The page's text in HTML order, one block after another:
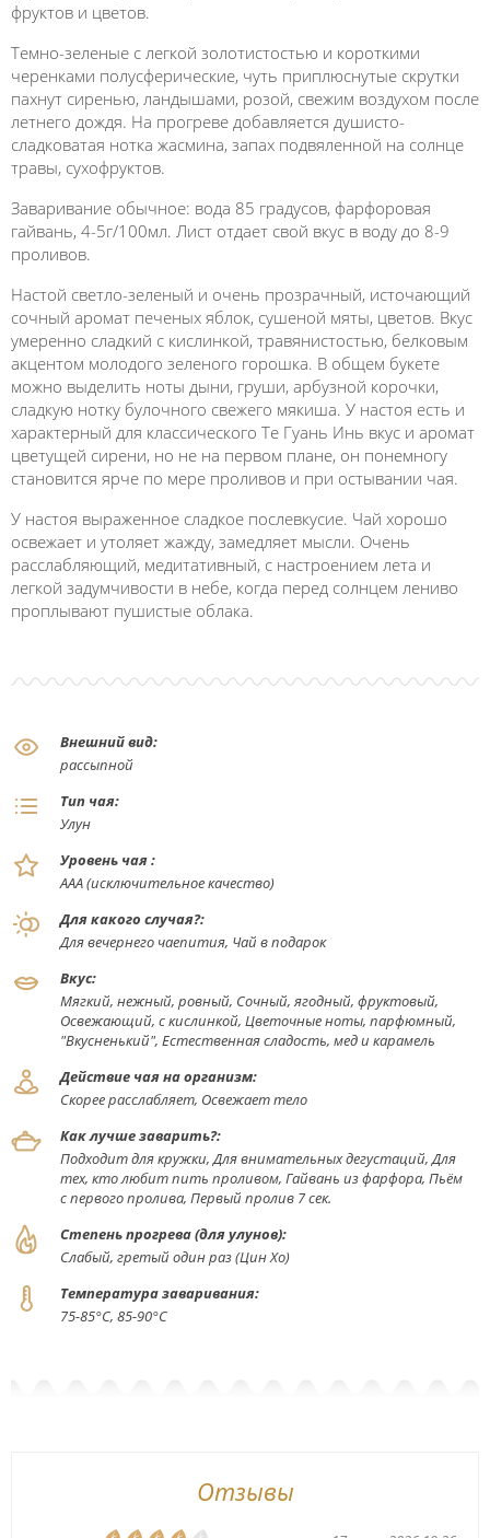
фруктов и цветов.
Темно-зеленые с легкой золотистостью и короткими
черенками полусферические, чуть приплюснутые скрутки
пахнут сиренью, ландышами, розой, свежим воздухом после
летнего дождя. На прогреве добавляется душисто-
сладковатая нотка жасмина, запах подвяленной на солнце
травы, сухофруктов.
Заваривание обычное: вода 85 градусов, фарфоровая
гайвань, 4-5г/100мл. Лист отдает свой вкус в воду до 8-9
проливов.
Настой светло-зеленый и очень прозрачный, источающий
сочный аромат печеных яблок, сушеной мяты, цветов. Вкус
умеренно сладкий с кислинкой, травянистостью, белковым
акцентом молодого зеленого горошка. В общем букете
можно выделить ноты дыни, груши, арбузной корочки,
сладкую нотку булочного свежего мякиша. У настоя есть и
характерный для классического Те Гуань Инь вкус и аромат
цветущей сирени, но не на первом плане, он понемногу
становится ярче по мере проливов и при остывании чая.
У настоя выраженное сладкое послевкусие. Чай хорошо
освежает и утоляет жажду, замедляет мысли. Очень
расслабляющий, медитативный, с настроением лета и
легкой задумчивости в небе, когда перед солнцем лениво
проплывают пушистые облака.
Внешний вид:
рассыпной
Тип чая:
Улун
Уровень чая :
ААА (исключительное качество)
Для какого случая?:
Для вечернего чаепития, Чай в подарок
Вкус:
Мягкий, нежный, ровный, Сочный, ягодный, фруктовый,
Освежающий, с кислинкой, Цветочные ноты, парфюмный,
"Вкусненький", Естественная сладость, мед и карамель
Действие чая на организм:
Скорее расслабляет, Освежает тело
Как лучше заварить?:
Подходит для кружки, Для внимательных дегустаций, Для
тех, кто любит пить проливом, Гайвань из фарфора, Пьём
с первого пролива, Первый пролив 7 сек.
Степень прогрева (для улунов):
Слабый, гретый один раз (Цин Хо)
Температура заваривания:
75-85°С, 85-90°С
Отзывы